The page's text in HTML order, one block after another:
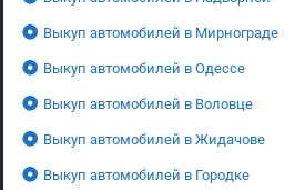
Выкуп автомобилей в Мирнограде
Выкуп автомобилей в Одессе
Выкуп автомобилей в Воловце
Выкуп автомобилей в Жидачове
Выкуп автомобилей в Городке